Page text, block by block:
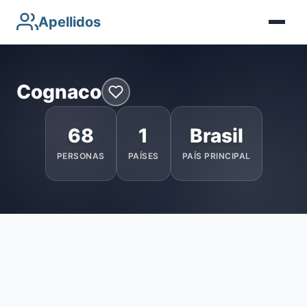
Apellidos
Cognaco
68
PERSONAS
1
PAÍSES
Brasil
PAÍS PRINCIPAL